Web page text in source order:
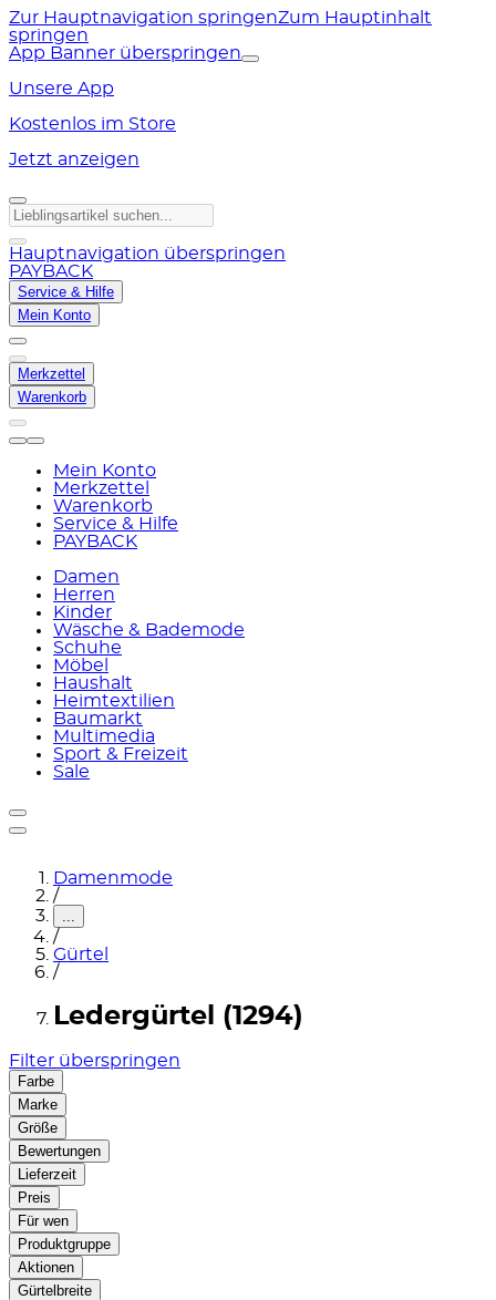
Zur Hauptnavigation springenZum Hauptinhalt
springen
App Banner überspringen
Unsere App
Kostenlos im Store
Jetzt anzeigen
Hauptnavigation überspringen
PAYBACK
Service & Hilfe
Mein Konto
Merkzettel
Warenkorb
Mein Konto
Merkzettel
Warenkorb
Service & Hilfe
PAYBACK
Damen
Herren
Kinder
Wäsche & Bademode
Schuhe
Möbel
Haushalt
Heimtextilien
Baumarkt
Multimedia
Sport & Freizeit
Sale
Damenmode
/
...
/
Gürtel
/
Ledergürtel (1294)
Filter überspringen
Farbe
Marke
Größe
Bewertungen
Lieferzeit
Preis
Für wen
Produktgruppe
Aktionen
Gürtelbreite